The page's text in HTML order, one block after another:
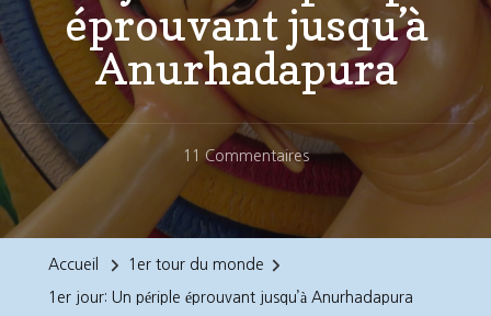
éprouvant jusqu’à
Anurhadapura
11 CommentairesSur
Jour:
Accueil 1er tour du monde
1er jour: Un périple éprouvant jusqu’à Anurhadapura